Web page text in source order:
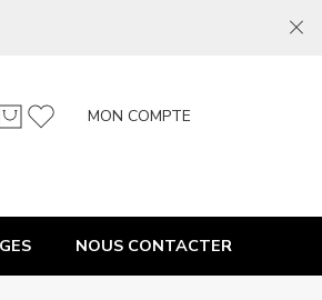
MON COMPTE
NOUS CONTACTER